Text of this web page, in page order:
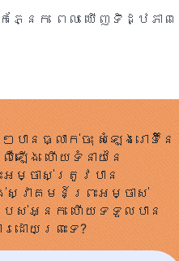
ែក ពេល ឃើញទិដ្ឋភាពនេ
នៃនគរព្រះវិញ
ទៀតហើយ
ដ៏បរិសុទ្ធវិញ
លងទៅ
បានធ្លាក់ចុះ សំឡេងរោទិ៍នៃ
ើង ហើយទំនាយនៃ
ម្ចាស់ត្រូវបាន
វាគមន៍ព្រះអម្ចាស់
ស់អ្នក ហើយទទួលបាន
ដោយព្រះទេ?